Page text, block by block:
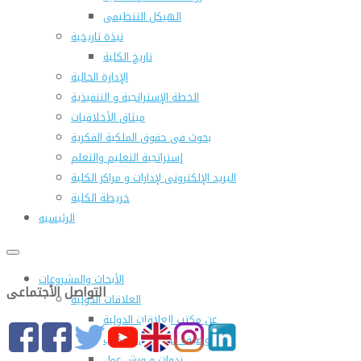
الهيكل التنظيمى
نبذة تاريخية
تاريخ الكلية
الإدارة الحالية
الخطة الإستراتجية و التنفيذية
ميثاق الأخلاقيات
بحوث فى حقوق الملكية الفكرية
إستراتجية التعليم والتعلم
البريد الإلكترونى لإدارات و مراكز الكلية
خريطة الكلية
الرئيسيه
الأبحاث والمشروعات
العلاقات الدولية
عن مكتب العلاقات الدولية
التوصيف الوظيفى للمكتب
التواصل الأجتماعى